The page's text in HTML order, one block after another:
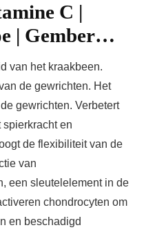
C |
| Gember…
van het kraakbeen.
de gewrichten. Het
gewrichten. Verbetert
en
de flexibiliteit van de
van
een sleutelelement in de
chondrocyten om
en beschadigd